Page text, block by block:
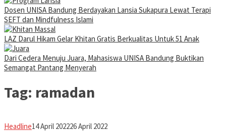
Dosen UNISA Bandung Berdayakan Lansia Sukapura Lewat Terapi
SEFT dan Mindfulness Islami
LAZ Darul Hikam Gelar Khitan Gratis Berkualitas Untuk 51 Anak
Dari Cedera Menuju Juara, Mahasiswa UNISA Bandung Buktikan
Semangat Pantang Menyerah
Tag: ramadan
HeadlineAvila
14 April 202226 April 2022